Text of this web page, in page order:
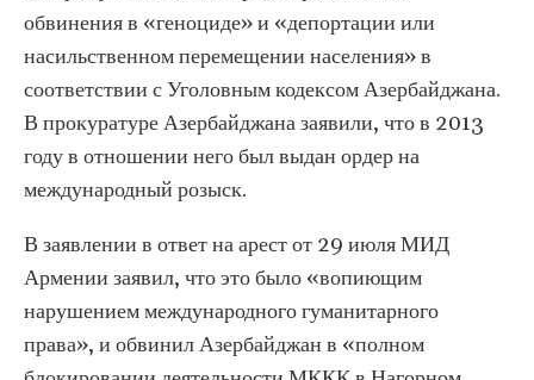
обвинения в «геноциде» и «депортации или
насильственном перемещении населения» в
соответствии с Уголовным кодексом Азербайджана.
В прокуратуре Азербайджана заявили, что в 2013
году в отношении него был выдан ордер на
международный розыск.
В заявлении в ответ на арест от 29 июля МИД
Армении заявил, что это было «вопиющим
нарушением международного гуманитарного
права», и обвинил Азербайджан в «полном